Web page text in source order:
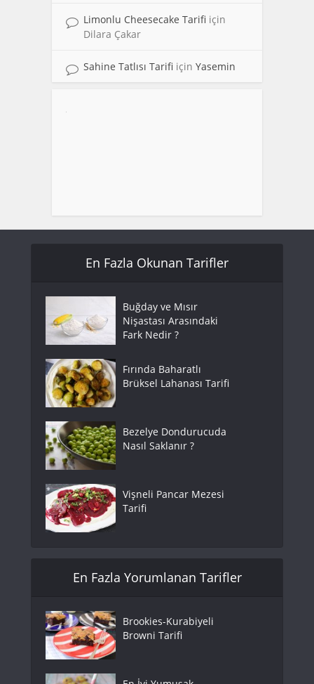
Limonlu Cheesecake Tarifi için
Dilara Çakar
Sahine Tatlısı Tarifi için Yasemin
En Fazla Okunan Tarifler
Buğday ve Mısır
Nişastası Arasındaki
Fark Nedir ?
Fırında Baharatlı
Brüksel Lahanası Tarifi
Bezelye Dondurucuda
Nasıl Saklanır ?
Vişneli Pancar Mezesi
Tarifi
En Fazla Yorumlanan Tarifler
Brookies-Kurabiyeli
Browni Tarifi